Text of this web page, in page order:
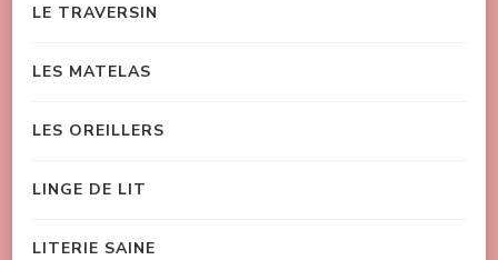
LE TRAVERSIN
LES MATELAS
LES OREILLERS
LINGE DE LIT
LITERIE SAINE